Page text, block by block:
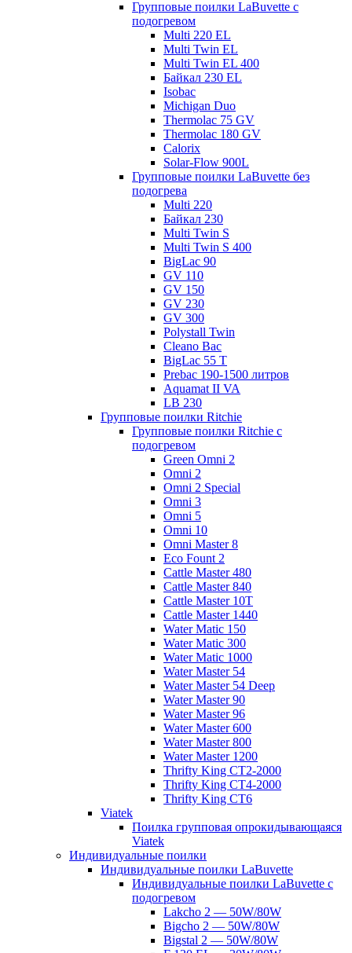
Групповые поилки LaBuvette с
подогревом
Multi 220 EL
Multi Twin EL
Multi Twin EL 400
Байкал 230 EL
Isobac
Michigan Duo
Thermolac 75 GV
Thermolac 180 GV
Calorix
Solar-Flow 900L
Групповые поилки LaBuvette без
подогрева
Multi 220
Байкал 230
Multi Twin S
Multi Twin S 400
BigLac 90
GV 110
GV 150
GV 230
GV 300
Polystall Twin
Cleano Bac
BigLac 55 T
Prebac 190-1500 литров
Aquamat II VA
LB 230
Групповые поилки Ritchie
Групповые поилки Ritchie с
подогревом
Green Omni 2
Omni 2
Omni 2 Special
Omni 3
Omni 5
Omni 10
Omni Master 8
Eco Fount 2
Cattle Master 480
Cattle Master 840
Cattle Master 10Т
Cattle Master 1440
Water Matic 150
Water Matic 300
Water Matic 1000
Water Master 54
Water Master 54 Deep
Water Master 90
Water Master 96
Water Master 600
Water Master 800
Water Master 1200
Thrifty King CT2-2000
Thrifty King CT4-2000
Thrifty King CT6
Viatek
Поилка групповая опрокидывающаяся
Viatek
Индивидуальные поилки
Индивидуальные поилки LaBuvette
Индивидуальные поилки LaBuvette с
подогревом
Lakcho 2 — 50W/80W
Bigcho 2 — 50W/80W
Bigstal 2 — 50W/80W